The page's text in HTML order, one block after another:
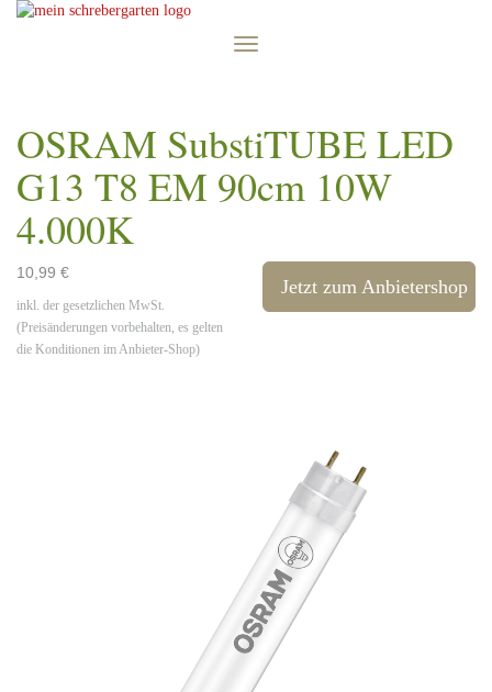
Skip
Toggle
OSRAM SubstiTUBE LED
G13 T8 EM 90cm 10W
4.000K
10,99 €
inkl. der gesetzlichen MwSt.
(Preisänderungen vorbehalten, es gelten
die Konditionen im Anbieter-Shop)
Jetzt zum Anbietershop